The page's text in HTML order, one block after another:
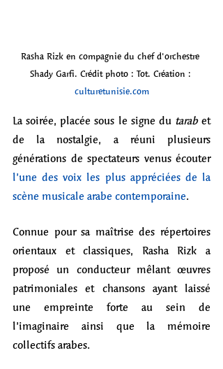
Rasha Rizk en compagnie du chef d'orchestre
Shady Garfi. Crédit photo : Tot. Création :
culturetunisie.com
La soirée, placée sous le signe du tarab et
de la nostalgie, a réuni plusieurs
générations de spectateurs venus écouter
l’une des voix les plus appréciées de la
scène musicale arabe contemporaine.
Connue pour sa maîtrise des répertoires
orientaux et classiques, Rasha Rizk a
proposé un conducteur mêlant œuvres
patrimoniales et chansons ayant laissé
une empreinte forte au sein de
l’imaginaire ainsi que la mémoire
collectifs arabes.